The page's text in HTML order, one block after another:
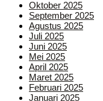
Oktober 2025
September 2025
Agustus 2025
Juli 2025
Juni 2025
Mei 2025
April 2025
Maret 2025
Februari 2025
Januari 2025